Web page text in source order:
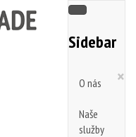
Sidebar
×
O nás
Naše
služby